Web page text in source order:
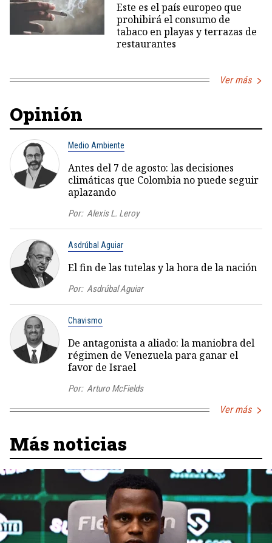
Este es el país europeo que
prohibirá el consumo de
tabaco en playas y terrazas de
restaurantes
Ver más
Opinión
Medio Ambiente
Antes del 7 de agosto: las decisiones
climáticas que Colombia no puede seguir
aplazando
Por: Alexis L. Leroy
Asdrúbal Aguiar
El fin de las tutelas y la hora de la nación
Por: Asdrúbal Aguiar
Chavismo
De antagonista a aliado: la maniobra del
régimen de Venezuela para ganar el
favor de Israel
Por: Arturo McFields
Ver más
Más noticias